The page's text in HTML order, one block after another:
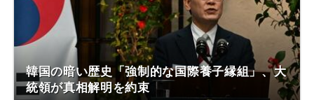
韓国の暗い歴史「強制的な国際養子縁組」、大
統領が真相解明を約束